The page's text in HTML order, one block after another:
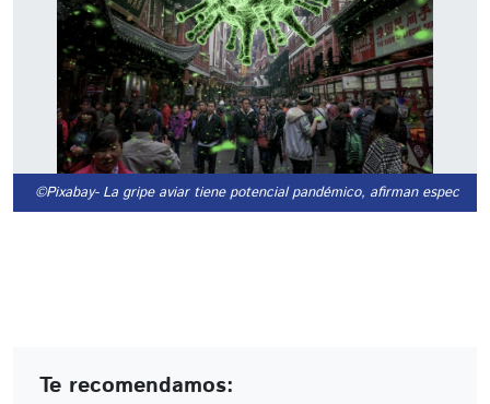
©Pixabay- La gripe aviar tiene potencial pandémico, afirman
Te recomendamos: